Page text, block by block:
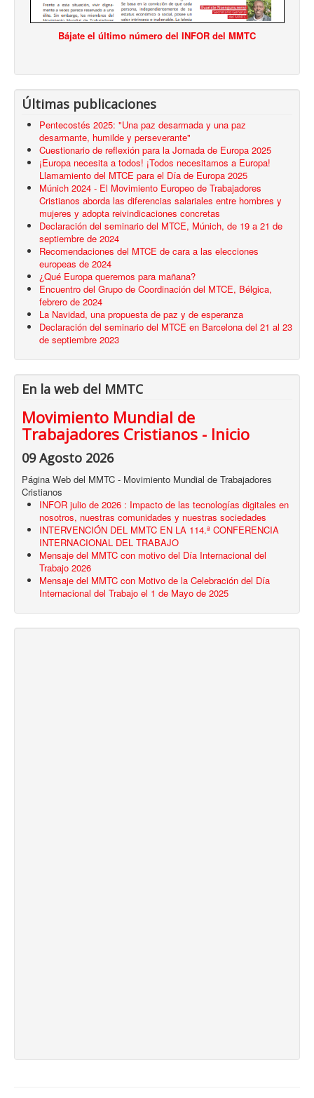
Bájate el último número del INFOR del MMTC
Últimas publicaciones
Pentecostés 2025: "Una paz desarmada y una paz
desarmante, humilde y perseverante"
Cuestionario de reflexión para la Jornada de Europa 2025
¡Europa necesita a todos! ¡Todos necesitamos a Europa!
Llamamiento del MTCE para el Día de Europa 2025
Múnich 2024 - El Movimiento Europeo de Trabajadores
Cristianos aborda las diferencias salariales entre hombres y
mujeres y adopta reivindicaciones concretas
Declaración del seminario del MTCE, Múnich, de 19 a 21 de
septiembre de 2024
Recomendaciones del MTCE de cara a las elecciones
europeas de 2024
¿Qué Europa queremos para mañana?
Encuentro del Grupo de Coordinación del MTCE, Bélgica,
febrero de 2024
La Navidad, una propuesta de paz y de esperanza
Declaración del seminario del MTCE en Barcelona del 21 al 23
de septiembre 2023
En la web del MMTC
Movimiento Mundial de
Trabajadores Cristianos - Inicio
09 Agosto 2026
Página Web del MMTC - Movimiento Mundial de Trabajadores
Cristianos
INFOR julio de 2026 : Impacto de las tecnologías digitales en
nosotros, nuestras comunidades y nuestras sociedades
INTERVENCIÓN DEL MMTC EN LA 114.ª CONFERENCIA
INTERNACIONAL DEL TRABAJO
Mensaje del MMTC con motivo del Día Internacional del
Trabajo 2026
Mensaje del MMTC con Motivo de la Celebración del Día
Internacional del Trabajo el 1 de Mayo de 2025